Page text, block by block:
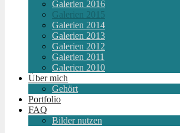
Galerien 2016
Galerien 2015
Galerien 2014
Galerien 2013
Galerien 2012
Galerien 2011
Galerien 2010
Über mich
Gehört
Portfolio
FAQ
Bilder nutzen